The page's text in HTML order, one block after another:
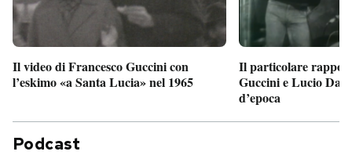
Il video di Francesco Guccini con
l’eskimo «a Santa Lucia» nel 1965
Il particolare
Guccini e Lucio
d’epoca
Podcast